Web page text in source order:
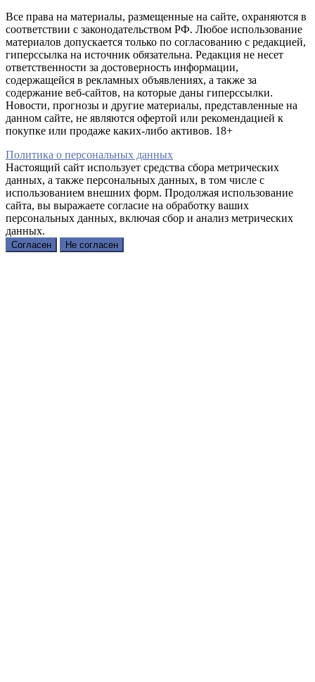
Все права на материалы, размещенные на сайте, охраняются в
соответствии с законодательством РФ. Любое использование
материалов допускается только по согласованию с редакцией,
гиперссылка на источник обязательна. Редакция не несет
ответственности за достоверность информации,
содержащейся в рекламных объявлениях, а также за
содержание веб-сайтов, на которые даны гиперссылки.
Новости, прогнозы и другие материалы, представленные на
данном сайте, не являются офертой или рекомендацией к
покупке или продаже каких-либо активов. 18+
Политика о персональных данных
Настоящий сайт использует средства сбора метрических
данных, а также персональных данных, в том числе с
использованием внешних форм. Продолжая использование
сайта, вы выражаете согласие на обработку ваших
персональных данных, включая сбор и анализ метрических
данных.
Согласен Не согласен